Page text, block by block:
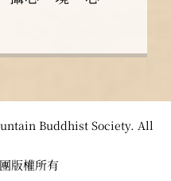
下功夫，首先要
Buddhist Society. All
版權所有